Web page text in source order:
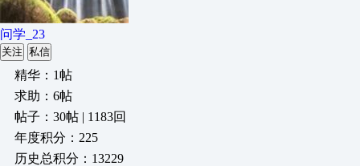
问学_23
关注 私信
精华：1帖
求助：6帖
帖子：30帖 | 1183回
年度积分：225
历史总积分：13229